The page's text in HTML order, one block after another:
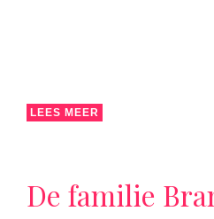
LEES MEER
De familie